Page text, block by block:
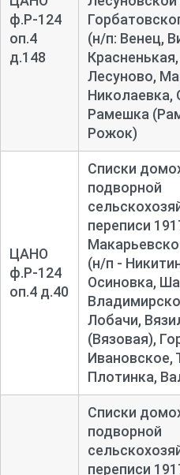
ф.Р-124
оп.4
д.148
(н/п: Венец,
Красненькая,
Лесуново,
Николаевка,
Рамешка
Рожок)
ЦАНО
ф.Р-124
оп.4 д.40
Списки
подворной
переписи
(н/п -
Осиновка,
Лобачи,
(Вязовая),
Ивановское,
Плотинка,
Списки
подворной
переписи